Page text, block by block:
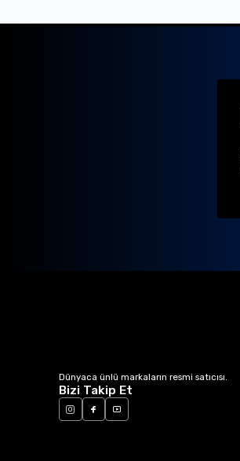
Dünyaca ünlü markaların resmi satıcısı.
Bizi Takip Et